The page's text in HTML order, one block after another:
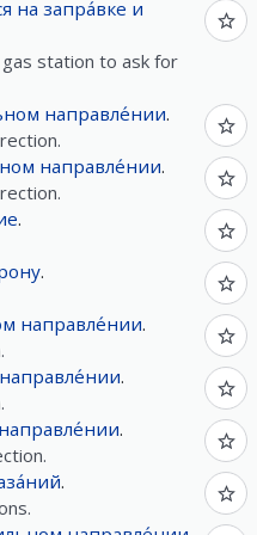
на запра́вке и
station to ask for
направле́нии.
направле́нии.
.
.
направле́нии.
направле́нии.
направле́нии.
.